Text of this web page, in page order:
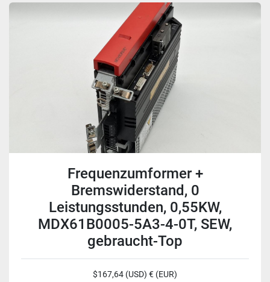
Frequenzumformer +
Bremswiderstand, 0
Leistungsstunden, 0,55KW,
MDX61B0005-5A3-4-0T, SEW,
gebraucht-Top
$167,64 (USD) € (EUR)